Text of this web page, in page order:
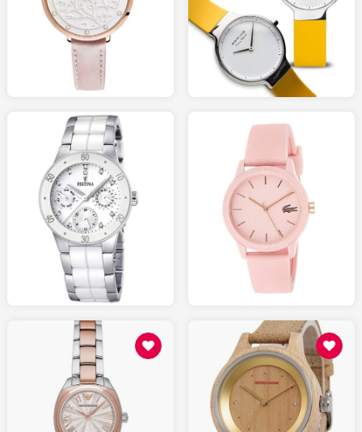
119.00
BIJOURAMA.com
128.00
AMAZON.fr
95.00
AMAZON.fr
75.00
AMAZON.fr